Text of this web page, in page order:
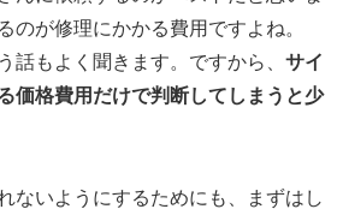
のが修理にかかる費用ですよね。
話もよく聞きます。ですから、 サイ
価格費用だけで判断してしまうと少
ないようにするためにも、まずはし